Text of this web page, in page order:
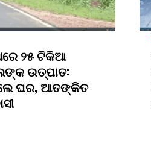
୨୫ ଟିକିଆ
ଉତ୍ପାତ:
ଘର, ଆତଙ୍କିତ